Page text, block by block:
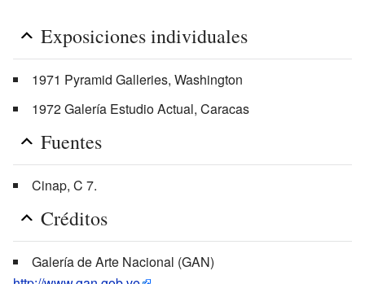
Exposiciones individuales
1971 Pyramid Galleries, Washington
1972 Galería Estudio Actual, Caracas
Fuentes
Cinap, C 7.
Créditos
Galería de Arte Nacional (GAN)